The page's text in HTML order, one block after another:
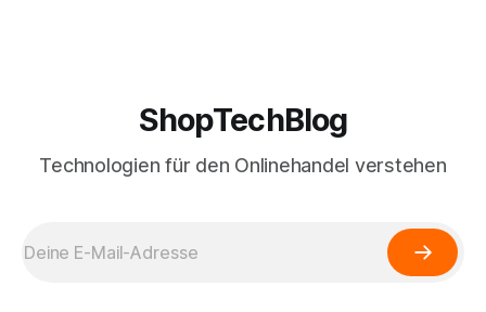
ShopTechBlog
Technologien für den Onlinehandel verstehen